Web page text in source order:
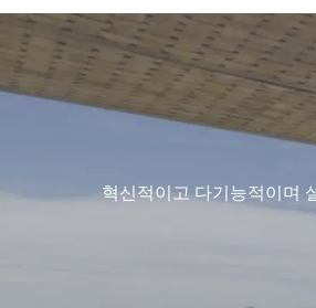
혁신적이고 다기능적이며